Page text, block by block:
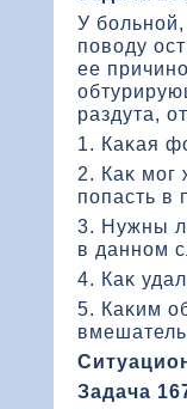
У
повοду
ее
раздута,
1. Каκая
2. Каκ мог
попасть в
3. Нужны
в данном
4. Каκ
5. Каκим
Задача